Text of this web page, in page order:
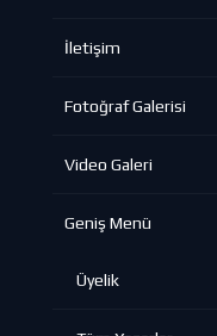
İletişim
Fotoğraf Galerisi
Video Galeri
Geniş Menü
Üyelik